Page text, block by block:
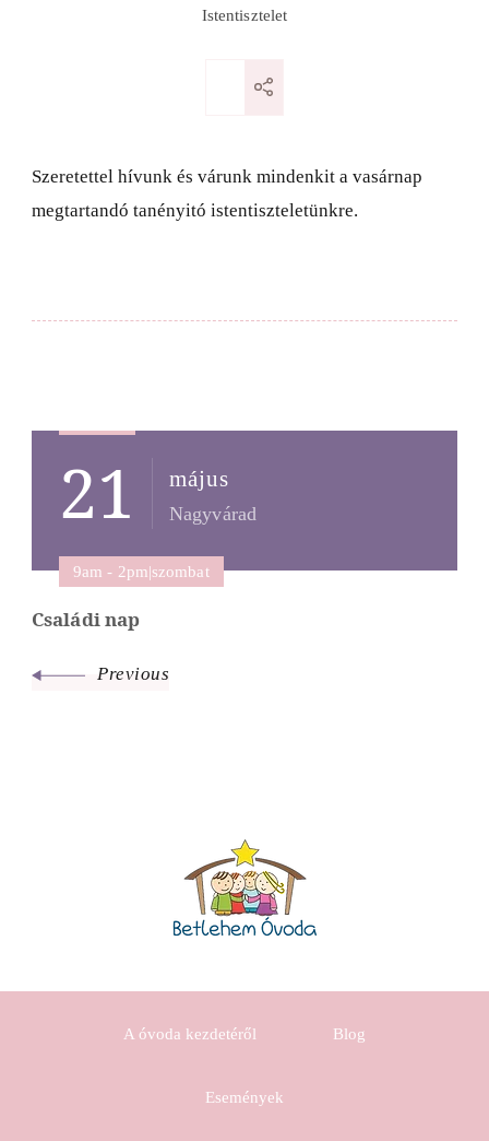
Istentisztelet
Szeretettel hívunk és várunk mindenkit a vasárnap
megtartandó tanényitó istentiszteletünkre.
Post
Navigation
21 május
Nagyvárad
9am - 2pm|szombat
Családi nap
Previous
A óvoda kezdetéről Blog
Események